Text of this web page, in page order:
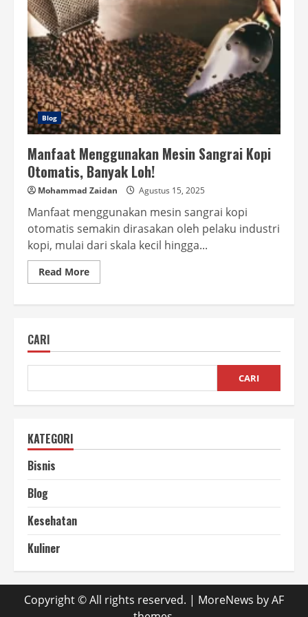
Blog
Manfaat Menggunakan Mesin Sangrai Kopi
Otomatis, Banyak Loh!
Mohammad Zaidan Agustus 15, 2025
Manfaat menggunakan mesin sangrai kopi
otomatis semakin dirasakan oleh pelaku industri
kopi, mulai dari skala kecil hingga...
Read MoreRead
more
Otomatis,
Loh!
CARI
CARI
KATEGORI
Bisnis
Blog
Kesehatan
Kuliner
Copyright © All rights reserved. | MoreNews by AF